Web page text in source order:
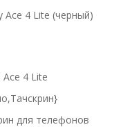
Ace 4 Lite (черный)
Ace 4 Lite
для телефонов